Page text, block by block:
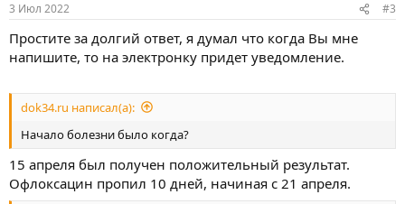
3 Июл 2022 #3
Простите за долгий ответ, я думал что когда Вы мне
напишите, то на электронку придет уведомление.
dok34.ru написал(а):
Начало болезни было когда?
15 апреля был получен положительный результат.
Офлоксацин пропил 10 дней, начиная с 21 апреля.